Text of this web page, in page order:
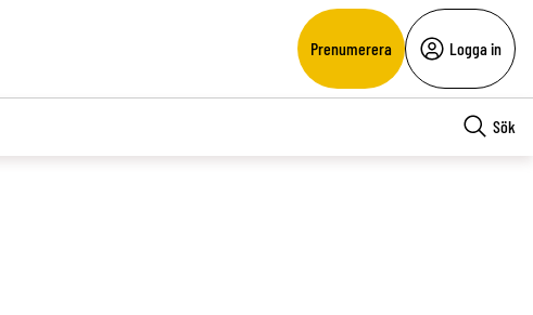
Prenumerera Logga in
Sök